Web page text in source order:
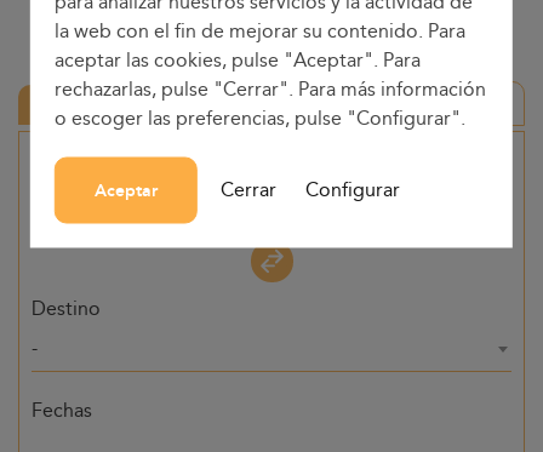
Ida y vuelta
Origen
Destino
-
Fechas
la web con el fin de mejorar su contenido. Para
aceptar las cookies, pulse "Aceptar". Para
rechazarlas, pulse "Cerrar". Para más información
o escoger las preferencias, pulse "Configurar".
Aceptar Cerrar Configurar